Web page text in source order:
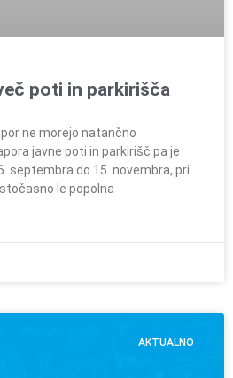
poti in parkirišča
ne morejo natančno
javne poti in parkirišč pa je
septembra do 15. novembra, pri
le popolna
AKTUALNO